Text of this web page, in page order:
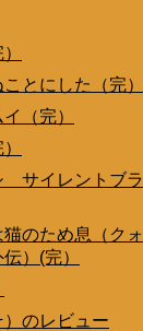
とにした（完）
（完）
サイレントブラ
のため息（クォ
）(完）
のレビュー